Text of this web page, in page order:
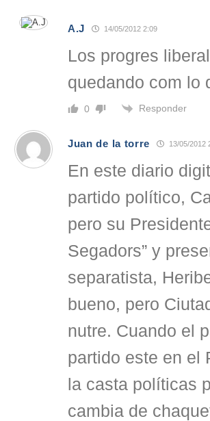
A.J 14/05/2012 2:09
Los progres
quedando com lo
0 Responder
Juan de la torre 13/05/2012
En este diario
partido político,
pero su
Segadors” y
separatista,
bueno, pero
nutre. Cuando el
partido este en el
la casta políticas
cambia de